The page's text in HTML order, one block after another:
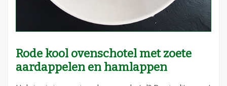
Rode kool ovenschotel met zoete
aardappelen en hamlappen